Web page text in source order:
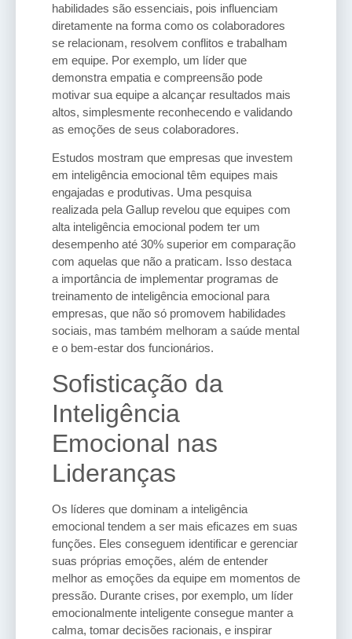
habilidades são essenciais, pois influenciam
diretamente na forma como os colaboradores
se relacionam, resolvem conflitos e trabalham
em equipe. Por exemplo, um líder que
demonstra empatia e compreensão pode
motivar sua equipe a alcançar resultados mais
altos, simplesmente reconhecendo e validando
as emoções de seus colaboradores.
Estudos mostram que empresas que investem
em inteligência emocional têm equipes mais
engajadas e produtivas. Uma pesquisa
realizada pela Gallup revelou que equipes com
alta inteligência emocional podem ter um
desempenho até 30% superior em comparação
com aquelas que não a praticam. Isso destaca
a importância de implementar programas de
treinamento de inteligência emocional para
empresas, que não só promovem habilidades
sociais, mas também melhoram a saúde mental
e o bem-estar dos funcionários.
Sofisticação da
Inteligência
Emocional nas
Lideranças
Os líderes que dominam a inteligência
emocional tendem a ser mais eficazes em suas
funções. Eles conseguem identificar e gerenciar
suas próprias emoções, além de entender
melhor as emoções da equipe em momentos de
pressão. Durante crises, por exemplo, um líder
emocionalmente inteligente consegue manter a
calma, tomar decisões racionais, e inspirar